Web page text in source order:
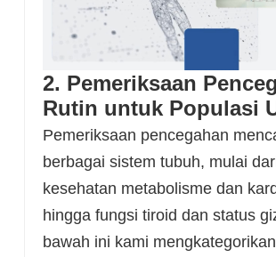
2. Pemeriksaan
Rutin untuk Populasi
Pemeriksaan pencegahan
berbagai sistem tubuh, mulai
kesehatan metabolisme dan
hingga fungsi tiroid dan status
bawah ini kami